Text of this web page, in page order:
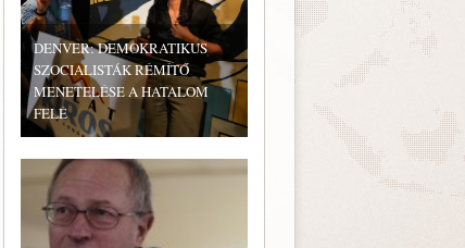
DENVER: DEMOKRATIKUS
SZOCIALISTÁK RÉMÍTŐ
MENETELÉSE A HATALOM
FELÉ